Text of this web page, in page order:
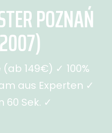
POZNAŃ
149€) ✓ 100%
aus Experten ✓
60 Sek. ✓